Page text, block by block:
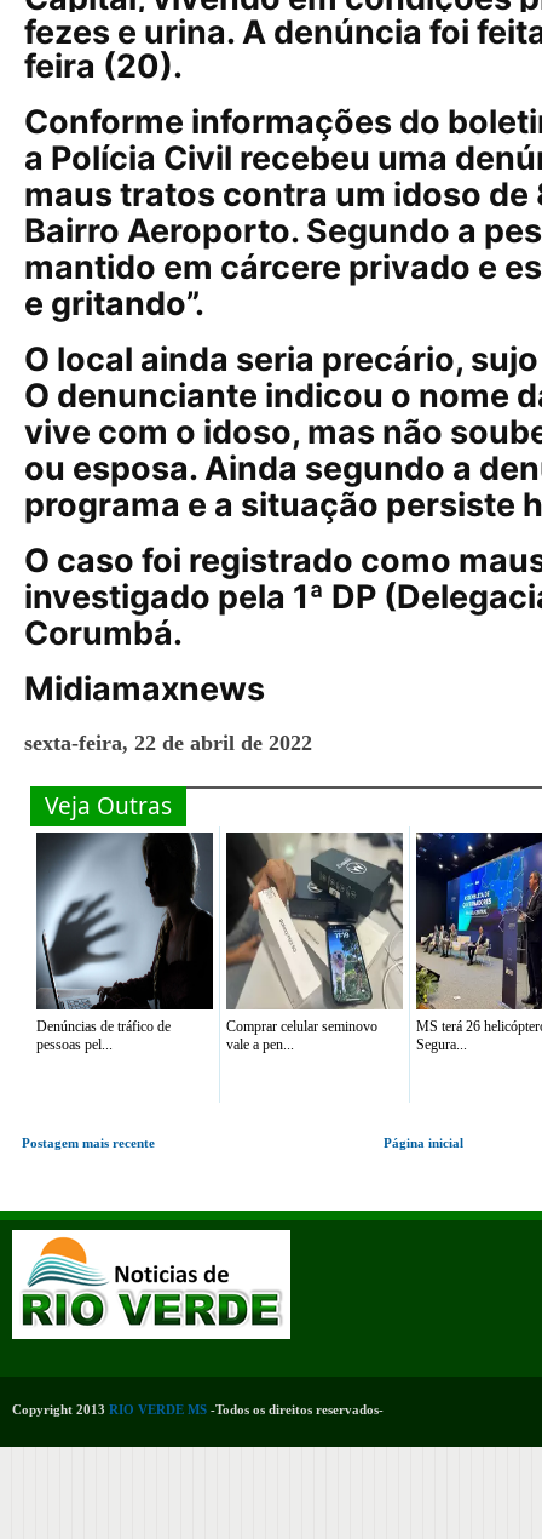
fezes e urina. A denúncia foi
feira (20).
Conforme informações do
a Polícia Civil recebeu uma
maus tratos contra um idoso de
Bairro Aeroporto. Segundo a
mantido em cárcere privado e
e gritando”.
O local ainda seria precário,
O denunciante indicou o nome
vive com o idoso, mas não
ou esposa. Ainda segundo a
programa e a situação persiste
O caso foi registrado como
investigado pela 1ª DP
Corumbá.
Midiamaxnews
sexta-feira, 22 de abril de 2022
Veja Outras
Denúncias de tráfico de
pessoas pel...
Comprar celular seminovo
vale a pen...
MS terá 26
Segura...
Postagem mais recente Página inicial
Copyright 2013 RIO VERDE MS -Todos os direitos reservados-